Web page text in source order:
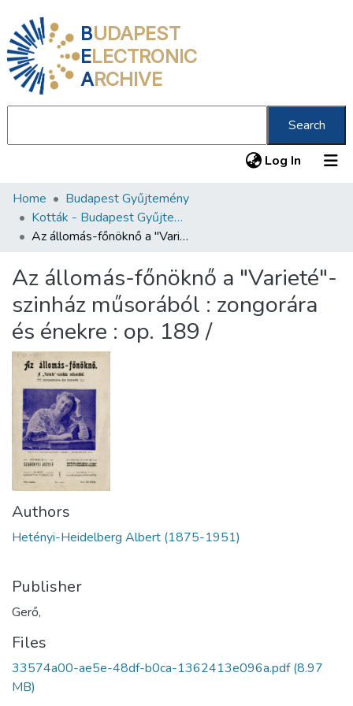
BUDAPEST
ELECTRONIC
ARCHIVE
Search
Log In (current)
Communities & Collections
All of DSpace
About us
Home
Budapest Gyűjtemény
Kották - Budapest Gyűjtemény
Az állomás-főnöknő a "Varieté"-szinház műsorából : zongorára és énekre : op. 189 /
Az állomás-főnöknő a "Varieté"-
szinház műsorából : zongorára
és énekre : op. 189 /
Authors
Hetényi-Heidelberg Albert (1875-1951)
Publisher
Gerő,
Files
33574a00-ae5e-48df-b0ca-1362413e096a.pdf(8.97
MB)